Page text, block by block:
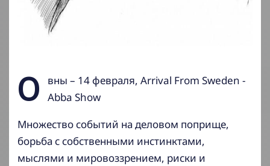
О
вны – 14 февраля, Arrival From Sweden -
Abba Show
Множество событий на деловом поприще,
борьба с собственными инстинктами,
мыслями и мировоззрением, риски и